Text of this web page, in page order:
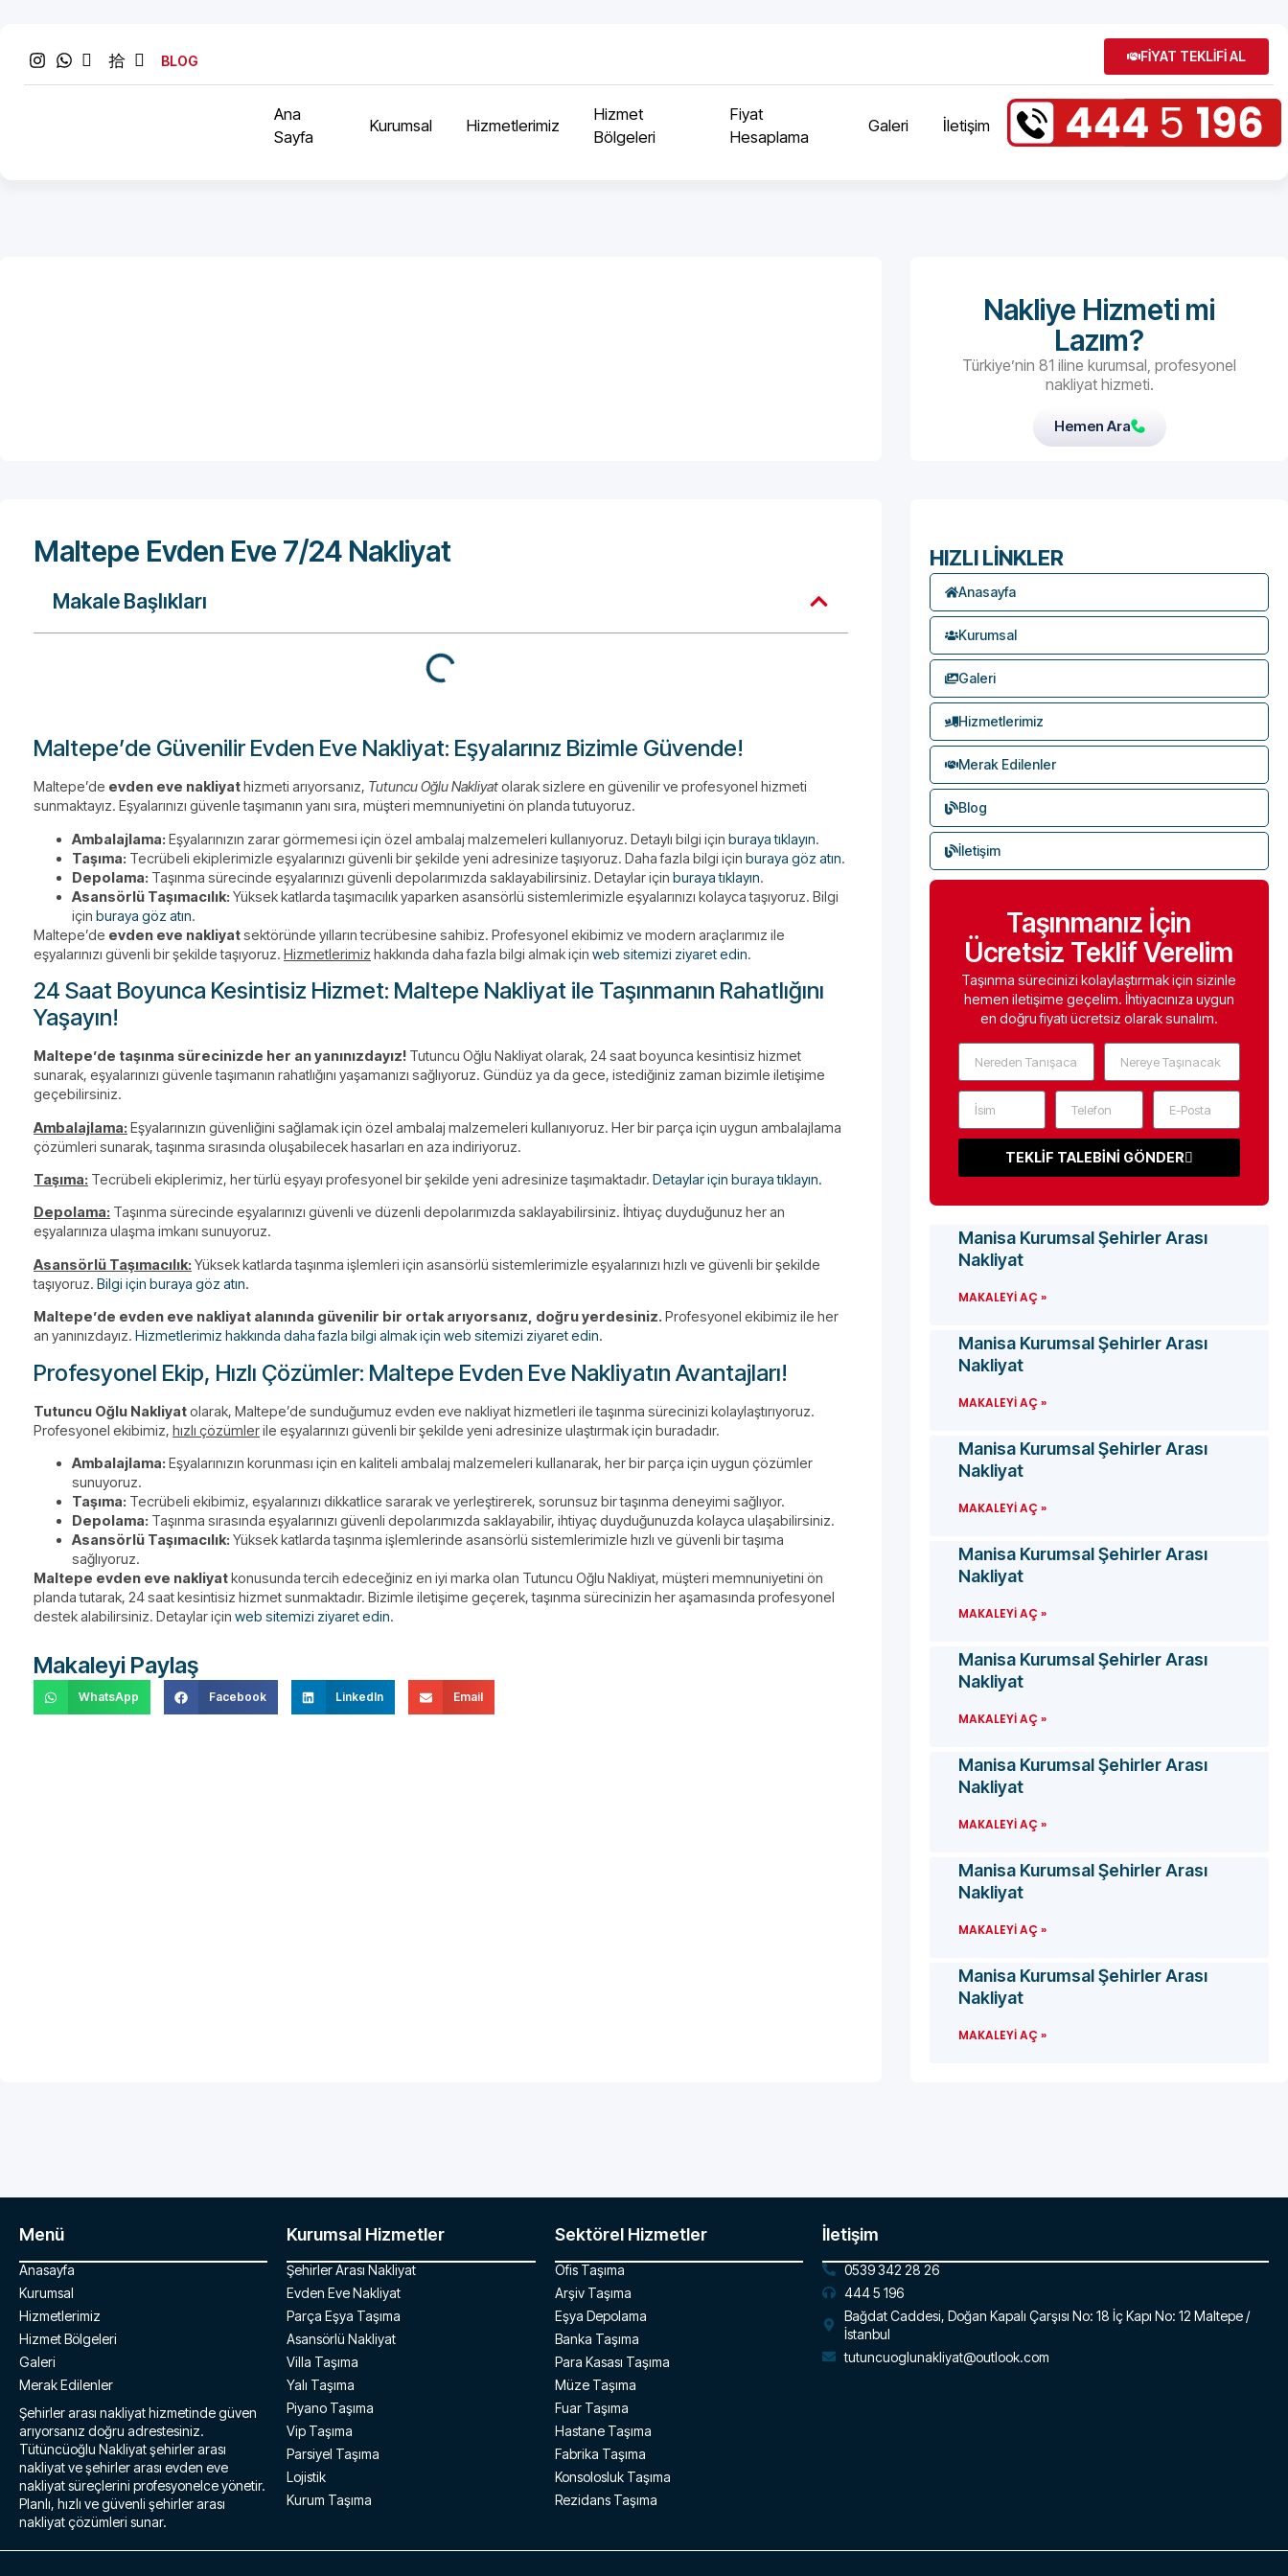
BLOG FİYAT TEKLİFİ AL
Ana
Sayfa
Kurumsal Hizmetlerimiz
Hizmet
Bölgeleri
Fiyat
Hesaplama
Galeri İletişim
Nakliye Hizmeti mi
Lazım?
Türkiye’nin 81 iline kurumsal, profesyonel
nakliyat hizmeti.
Hemen Ara
Maltepe Evden Eve 7/24 Nakliyat
Makale Başlıkları
Maltepe’de Güvenilir Evden Eve Nakliyat: Eşyalarınız Bizimle Güvende!
Maltepe’de evden eve nakliyathizmeti arıyorsanız, Tutuncu Oğlu Nakliyatolarak sizlere en güvenilir ve profesyonel hizmeti
sunmaktayız. Eşyalarınızı güvenle taşımanın yanı sıra, müşteri memnuniyetini ön planda tutuyoruz.
Ambalajlama: Eşyalarınızın zarar görmemesi için özel ambalaj malzemeleri kullanıyoruz. Detaylı bilgi için buraya tıklayın.
Taşıma: Tecrübeli ekiplerimizle eşyalarınızı güvenli bir şekilde yeni adresinize taşıyoruz. Daha fazla bilgi için buraya göz atın.
Depolama: Taşınma sürecinde eşyalarınızı güvenli depolarımızda saklayabilirsiniz. Detaylar için buraya tıklayın.
Asansörlü Taşımacılık: Yüksek katlarda taşımacılık yaparken asansörlü sistemlerimizle eşyalarınızı kolayca taşıyoruz. Bilgi
için buraya göz atın.
Maltepe’de evden eve nakliyatsektöründe yılların tecrübesine sahibiz. Profesyonel ekibimiz ve modern araçlarımız ile
eşyalarınızı güvenli bir şekilde taşıyoruz. Hizmetlerimiz hakkında daha fazla bilgi almak için web sitemizi ziyaret edin.
24 Saat Boyunca Kesintisiz Hizmet: Maltepe Nakliyat ile Taşınmanın Rahatlığını
Yaşayın!
Maltepe’de taşınma sürecinizde her an yanınızdayız! Tutuncu Oğlu Nakliyat olarak, 24 saat boyunca kesintisiz hizmet
sunarak, eşyalarınızı güvenle taşımanın rahatlığını yaşamanızı sağlıyoruz. Gündüz ya da gece, istediğiniz zaman bizimle iletişime
geçebilirsiniz.
Ambalajlama: Eşyalarınızın güvenliğini sağlamak için özel ambalaj malzemeleri kullanıyoruz. Her bir parça için uygun ambalajlama
çözümleri sunarak, taşınma sırasında oluşabilecek hasarları en aza indiriyoruz.
Taşıma: Tecrübeli ekiplerimiz, her türlü eşyayı profesyonel bir şekilde yeni adresinize taşımaktadır. Detaylar için buraya tıklayın.
Depolama: Taşınma sürecinde eşyalarınızı güvenli ve düzenli depolarımızda saklayabilirsiniz. İhtiyaç duyduğunuz her an
eşyalarınıza ulaşma imkanı sunuyoruz.
Asansörlü Taşımacılık: Yüksek katlarda taşınma işlemleri için asansörlü sistemlerimizle eşyalarınızı hızlı ve güvenli bir şekilde
taşıyoruz. Bilgi için buraya göz atın.
Maltepe’de evden eve nakliyat alanında güvenilir bir ortak arıyorsanız, doğru yerdesiniz. Profesyonel ekibimiz ile her
an yanınızdayız. Hizmetlerimiz hakkında daha fazla bilgi almak için web sitemizi ziyaret edin.
Profesyonel Ekip, Hızlı Çözümler: Maltepe Evden Eve Nakliyatın Avantajları!
Tutuncu Oğlu Nakliyatolarak, Maltepe’de sunduğumuz evden eve nakliyat hizmetleri ile taşınma sürecinizi kolaylaştırıyoruz.
Profesyonel ekibimiz, hızlı çözümlerile eşyalarınızı güvenli bir şekilde yeni adresinize ulaştırmak için buradadır.
Ambalajlama: Eşyalarınızın korunması için en kaliteli ambalaj malzemeleri kullanarak, her bir parça için uygun çözümler
sunuyoruz.
Taşıma: Tecrübeli ekibimiz, eşyalarınızı dikkatlice sararak ve yerleştirerek, sorunsuz bir taşınma deneyimi sağlıyor.
Depolama: Taşınma sırasında eşyalarınızı güvenli depolarımızda saklayabilir, ihtiyaç duyduğunuzda kolayca ulaşabilirsiniz.
Asansörlü Taşımacılık: Yüksek katlarda taşınma işlemlerinde asansörlü sistemlerimizle hızlı ve güvenli bir taşıma
sağlıyoruz.
Maltepe evden eve nakliyatkonusunda tercih edeceğiniz en iyi marka olan Tutuncu Oğlu Nakliyat, müşteri memnuniyetini ön
planda tutarak, 24 saat kesintisiz hizmet sunmaktadır. Bizimle iletişime geçerek, taşınma sürecinizin her aşamasında profesyonel
destek alabilirsiniz. Detaylar için web sitemizi ziyaret edin.
Makaleyi Paylaş
WhatsApp Facebook LinkedIn Email
HIZLI LİNKLER
Anasayfa
Kurumsal
Galeri
Hizmetlerimiz
Merak Edilenler
Blog
İletişim
Taşınmanız İçin
Ücretsiz Teklif Verelim
Taşınma sürecinizi kolaylaştırmak için sizinle
hemen iletişime geçelim. İhtiyacınıza uygun
en doğru fiyatı ücretsiz olarak sunalım.
TEKLİF TALEBİNİ GÖNDER
Manisa Kurumsal Şehirler Arası
Nakliyat
MAKALEYI AÇ »
Manisa Kurumsal Şehirler Arası
Nakliyat
MAKALEYI AÇ »
Manisa Kurumsal Şehirler Arası
Nakliyat
MAKALEYI AÇ »
Manisa Kurumsal Şehirler Arası
Nakliyat
MAKALEYI AÇ »
Manisa Kurumsal Şehirler Arası
Nakliyat
MAKALEYI AÇ »
Manisa Kurumsal Şehirler Arası
Nakliyat
MAKALEYI AÇ »
Manisa Kurumsal Şehirler Arası
Nakliyat
MAKALEYI AÇ »
Manisa Kurumsal Şehirler Arası
Nakliyat
MAKALEYI AÇ »
Menü
Anasayfa
Kurumsal
Hizmetlerimiz
Hizmet Bölgeleri
Galeri
Merak Edilenler
Şehirler arası nakliyat hizmetinde güven
arıyorsanız doğru adrestesiniz.
Tütüncüoğlu Nakliyat şehirler arası
nakliyat ve şehirler arası evden eve
nakliyat süreçlerini profesyonelce yönetir.
Planlı, hızlı ve güvenli şehirler arası
nakliyat çözümleri sunar.
Kurumsal Hizmetler
Şehirler Arası Nakliyat
Evden Eve Nakliyat
Parça Eşya Taşıma
Asansörlü Nakliyat
Villa Taşıma
Yalı Taşıma
Piyano Taşıma
Vip Taşıma
Parsiyel Taşıma
Lojistik
Kurum Taşıma
Sektörel Hizmetler
Ofis Taşıma
Arşiv Taşıma
Eşya Depolama
Banka Taşıma
Para Kasası Taşıma
Müze Taşıma
Fuar Taşıma
Hastane Taşıma
Fabrika Taşıma
Konsolosluk Taşıma
Rezidans Taşıma
İletişim
0539 342 28 26
444 5 196
Bağdat Caddesi, Doğan Kapalı Çarşısı No: 18 İç Kapı No: 12 Maltepe /
İstanbul
tutuncuoglunakliyat@outlook.com